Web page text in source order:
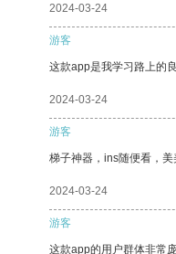
2024-03-24
游客
这款app是我学习路上的
2024-03-24
游客
梯子神器，ins随便看，美
2024-03-24
游客
这款app的用户群体非常